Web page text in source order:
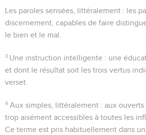
Les paroles sensées , littéralement : les
discernement , capables de faire
le bien et le mal.
3 Une instruction intelligente : une
et dont le résultat soit les trois vertus
verset.
4 Aux simples , littéralement : aux ouverts
trop aisément accessibles à toutes les
Ce terme est pris habituellement dans